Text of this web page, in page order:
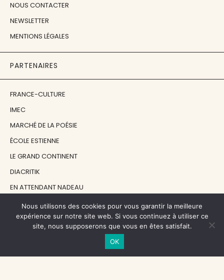
NOUS CONTACTER
NEWSLETTER
MENTIONS LÉGALES
PARTENAIRES
FRANCE-CULTURE
IMEC
MARCHÉ DE LA POÉSIE
ÉCOLE ESTIENNE
LE GRAND CONTINENT
DIACRITIK
EN ATTENDANT NADEAU
NOS SOUTIENS
Nous utilisons des cookies pour vous garantir la meilleure
expérience sur notre site web. Si vous continuez à utiliser ce
site, nous supposerons que vous en êtes satisfait.
OK